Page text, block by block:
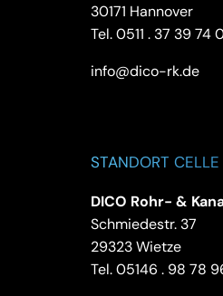
30171 Hannover
Tel.0511 . 37 39 74
info@dico-rk.de
STANDORT
DICO Rohr- &
Schmiedestr. 37
29323 Wietze
Tel.05146 . 98 78